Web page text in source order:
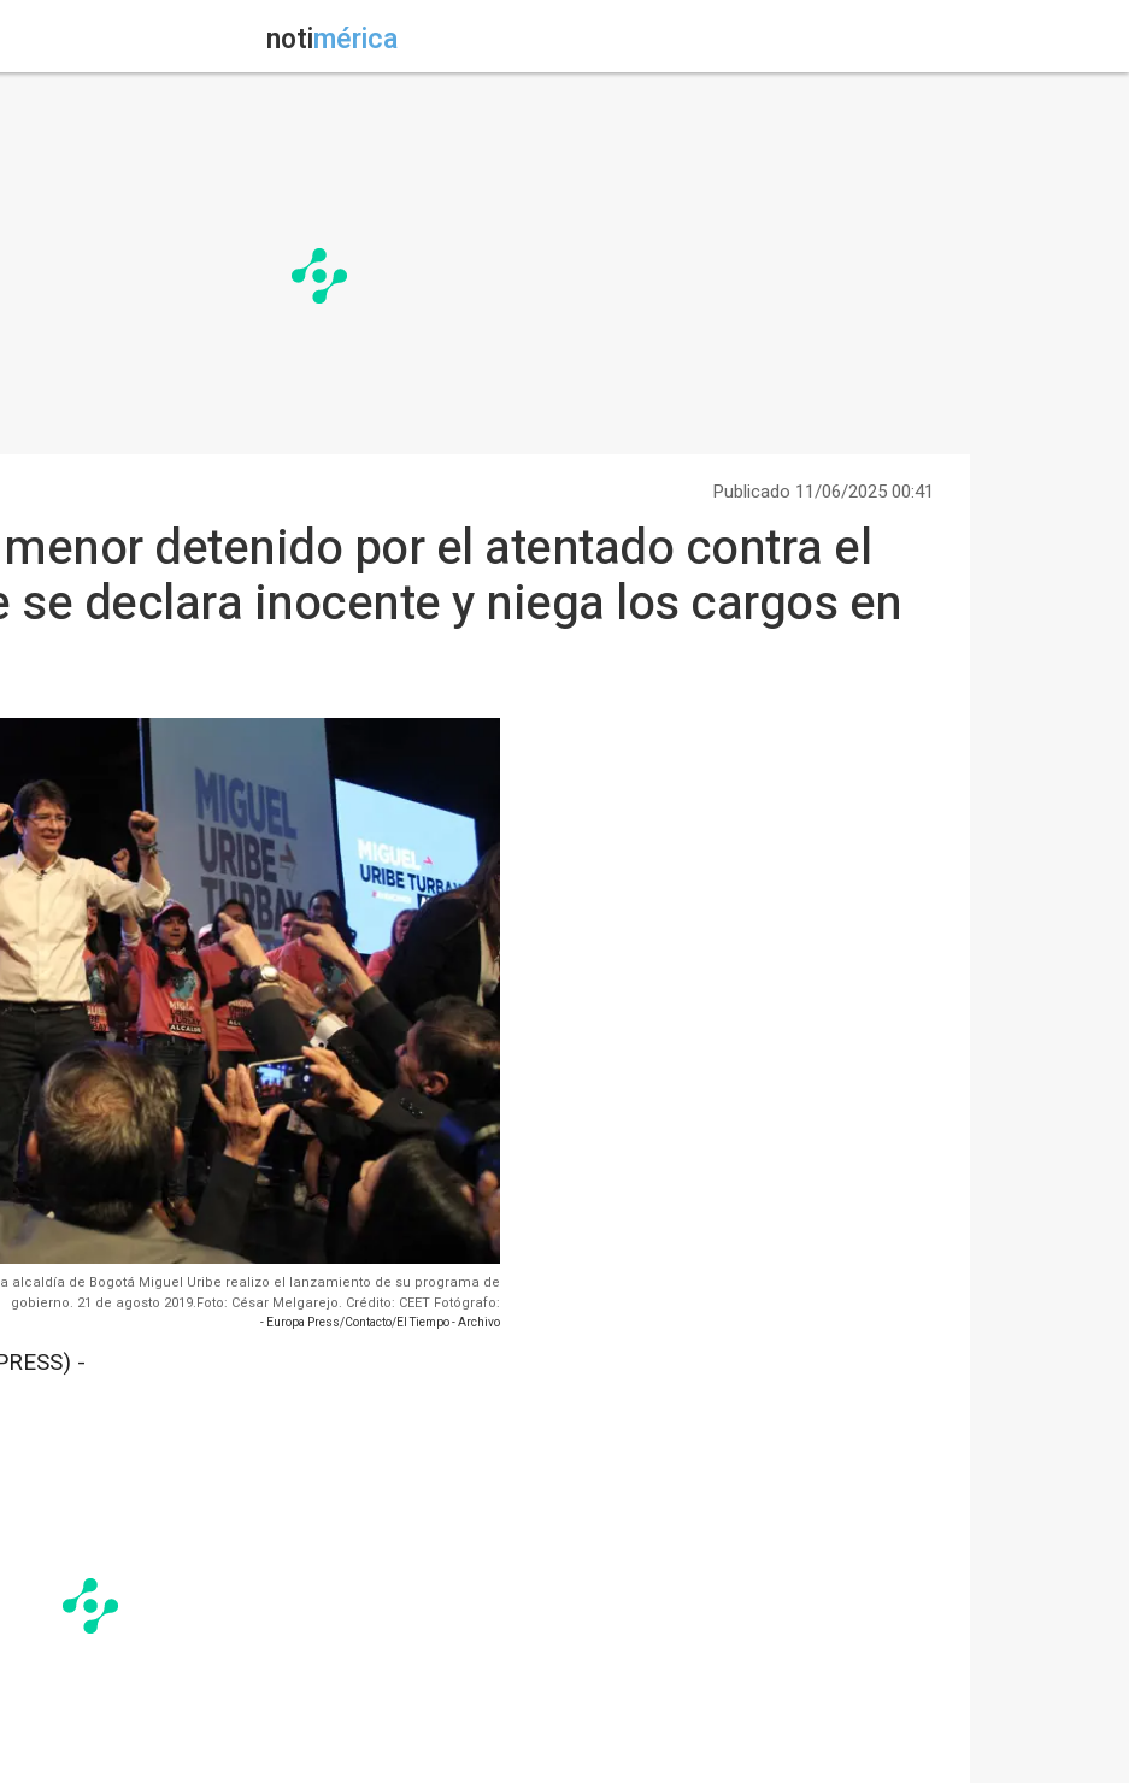
notimérica
Publicado 11/06/2025 00:41
detenido por el atentado contra el
se declara inocente y niega los cargos en
alcaldía de Bogotá Miguel Uribe realizo el lanzamiento de su programa de
gobierno. 21 de agosto 2019.Foto: César Melgarejo. Crédito: CEET Fotógrafo:
- Europa Press/Contacto/El Tiempo - Archivo
-